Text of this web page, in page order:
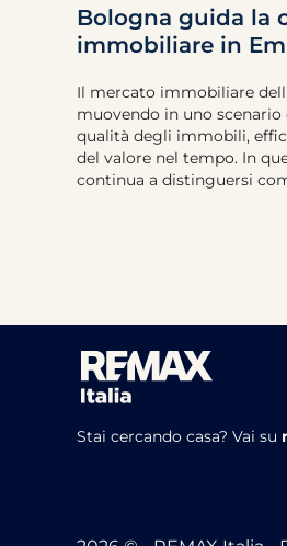
Bologna guida la
immobiliare in
Il mercato immobiliare
muovendo in uno
qualità degli immobili,
del valore nel tempo. In
continua a distinguersi
Stai cercando casa? Vai su